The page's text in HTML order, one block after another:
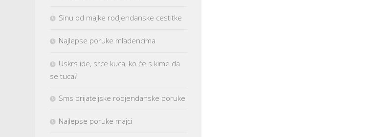
Sinu od majke rodjendanske cestitke
Najlepse poruke mladencima
Uskrs ide, srce kuca, ko će s kime da
se tuca?
Sms prijateljske rodjendanske poruke
Najlepse poruke majci